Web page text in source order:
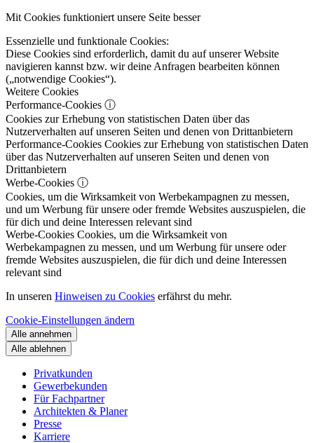
Mit Cookies funktioniert unsere Seite besser
Essenzielle und funktionale Cookies:
Diese Cookies sind erforderlich, damit du auf unserer Website
navigieren kannst bzw. wir deine Anfragen bearbeiten können
(„notwendige Cookies“).
Weitere Cookies
Performance-Cookies ⓘ
Cookies zur Erhebung von statistischen Daten über das
Nutzerverhalten auf unseren Seiten und denen von Drittanbietern
Performance-Cookies Cookies zur Erhebung von statistischen Daten
über das Nutzerverhalten auf unseren Seiten und denen von
Drittanbietern
Werbe-Cookies ⓘ
Cookies, um die Wirksamkeit von Werbekampagnen zu messen,
und um Werbung für unsere oder fremde Websites auszuspielen, die
für dich und deine Interessen relevant sind
Werbe-Cookies Cookies, um die Wirksamkeit von
Werbekampagnen zu messen, und um Werbung für unsere oder
fremde Websites auszuspielen, die für dich und deine Interessen
relevant sind
In unseren Hinweisen zu Cookies erfährst du mehr.
Cookie-Einstellungen ändern
Alle annehmen
Alle ablehnen
Privatkunden
Gewerbekunden
Für Fachpartner
Architekten & Planer
Presse
Karriere